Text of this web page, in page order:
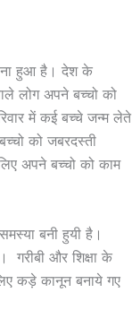
हुआ है। देश के
लोग अपने बच्चो को
में कई बच्चे जन्म लेते
को जबरदस्ती
अपने बच्चो को काम
बनी हुयी है।
और शिक्षा के
कड़े कानून बनाये गए